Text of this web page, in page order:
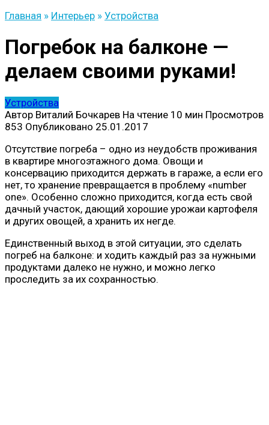
Главная » Интерьер » Устройства
Погребок на балконе —
делаем своими руками!
Устройства
Автор Виталий Бочкарев На чтение 10 мин Просмотров
853 Опубликовано 25.01.2017
Отсутствие погреба – одно из неудобств проживания
в квартире многоэтажного дома. Овощи и
консервацию приходится держать в гараже, а если его
нет, то хранение превращается в проблему «number
one». Особенно сложно приходится, когда есть свой
дачный участок, дающий хорошие урожаи картофеля
и других овощей, а хранить их негде.
Единственный выход в этой ситуации, это сделать
погреб на балконе: и ходить каждый раз за нужными
продуктами далеко не нужно, и можно легко
проследить за их сохранностью.